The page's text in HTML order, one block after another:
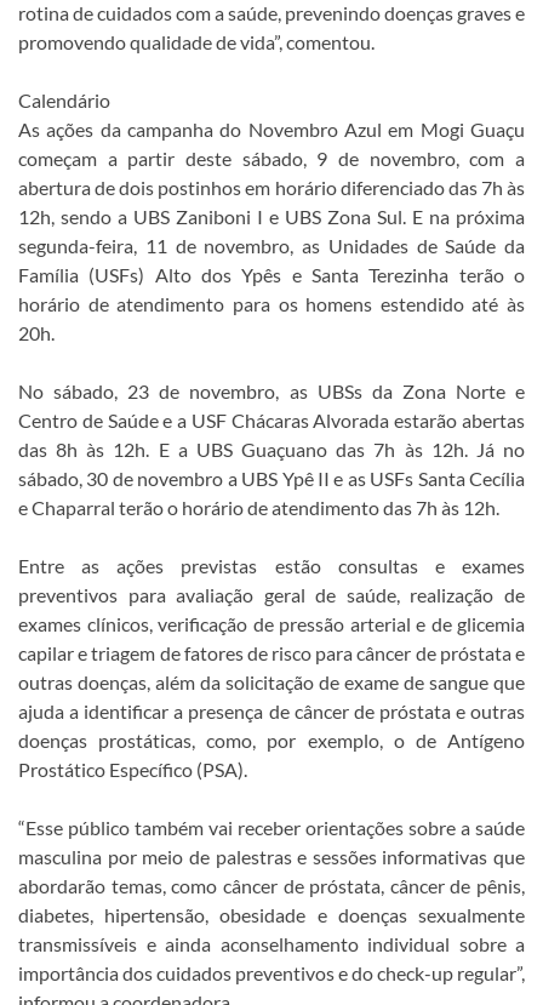
rotina de cuidados com a saúde, prevenindo doenças graves e
promovendo qualidade de vida”, comentou.
Calendário
As ações da campanha do Novembro Azul em Mogi Guaçu
começam a partir deste sábado, 9 de novembro, com a
abertura de dois postinhos em horário diferenciado das 7h às
12h, sendo a UBS Zaniboni I e UBS Zona Sul. E na próxima
segunda-feira, 11 de novembro, as Unidades de Saúde da
Família (USFs) Alto dos Ypês e Santa Terezinha terão o
horário de atendimento para os homens estendido até às
20h.
No sábado, 23 de novembro, as UBSs da Zona Norte e
Centro de Saúde e a USF Chácaras Alvorada estarão abertas
das 8h às 12h. E a UBS Guaçuano das 7h às 12h. Já no
sábado, 30 de novembro a UBS Ypê II e as USFs Santa Cecília
e Chaparral terão o horário de atendimento das 7h às 12h.
Entre as ações previstas estão consultas e exames
preventivos para avaliação geral de saúde, realização de
exames clínicos, verificação de pressão arterial e de glicemia
capilar e triagem de fatores de risco para câncer de próstata e
outras doenças, além da solicitação de exame de sangue que
ajuda a identificar a presença de câncer de próstata e outras
doenças prostáticas, como, por exemplo, o de Antígeno
Prostático Específico (PSA).
“Esse público também vai receber orientações sobre a saúde
masculina por meio de palestras e sessões informativas que
abordarão temas, como câncer de próstata, câncer de pênis,
diabetes, hipertensão, obesidade e doenças sexualmente
transmissíveis e ainda aconselhamento individual sobre a
importância dos cuidados preventivos e do check-up regular”,